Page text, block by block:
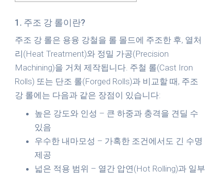
1. 주조 강 롤이란?
주조 강 롤은 용융 강철을 롤 몰드에 주조한 후, 열처
리(Heat Treatment)와 정밀 가공(Precision
Machining)을 거쳐 제작됩니다. 주철 롤(Cast Iron
Rolls) 또는 단조 롤(Forged Rolls)과 비교할 때, 주조
강 롤에는 다음과 같은 장점이 있습니다:
높은 강도와 인성 – 큰 하중과 충격을 견딜 수
있음
우수한 내마모성 – 가혹한 조건에서도 긴 수명
제공
넓은 적용 범위 – 열간 압연(Hot Rolling)과 일부